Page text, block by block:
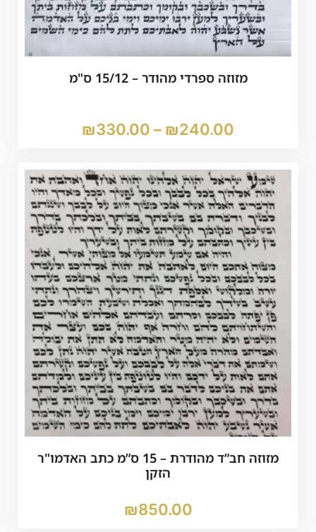
מזוזה ספרדי מהודר – 15/12 ס"מ
₪240.00
–
₪330.00
מזוזה חב”ד מהודרת – 15 ס”מ כתב האדמו"ר
הזקן
₪850.00